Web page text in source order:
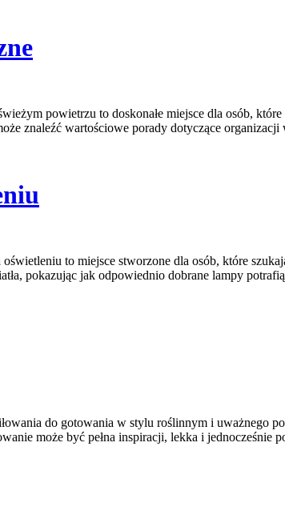
powietrzu to doskonałe miejsce dla osób,
znaleźć wartościowe porady dotyczące
to miejsce stworzone dla osób, które
pokazując jak odpowiednio dobrane lampy
do gotowania w stylu roślinnym i uważnego
może być pełna inspiracji, lekka i jednocześnie